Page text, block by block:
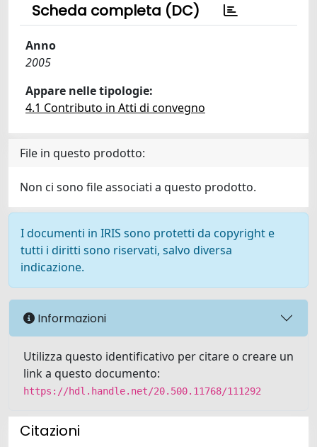
Scheda completa (DC)
Anno
2005
Appare nelle tipologie:
4.1 Contributo in Atti di convegno
File in questo prodotto:
Non ci sono file associati a questo prodotto.
I documenti in IRIS sono protetti da copyright e
tutti i diritti sono riservati, salvo diversa
indicazione.
Informazioni
Utilizza questo identificativo per citare o creare un
link a questo documento:
https://hdl.handle.net/20.500.11768/111292
Citazioni